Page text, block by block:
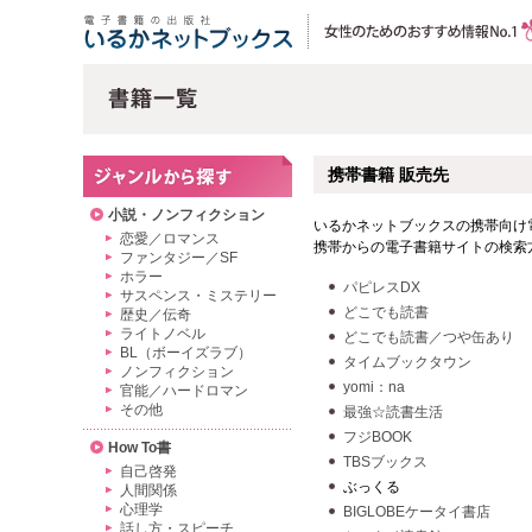
携帯書籍 販売先
いるかネットブックスの携帯向
携帯からの電子書籍サイトの検
パピレスDX
どこでも読書
どこでも読書／つや缶あり
タイムブックタウン
yomi：na
最強☆読書生活
フジBOOK
TBSブックス
ぶっくる
BIGLOBEケータイ書店
小説・ノンフィクション
恋愛／ロマンス
ファンタジー／SF
ホラー
サスペンス・ミステリー
歴史／伝奇
ライトノベル
BL（ボーイズラブ）
ノンフィクション
官能／ハードロマン
その他
How To書
自己啓発
人間関係
心理学
話し方・スピーチ